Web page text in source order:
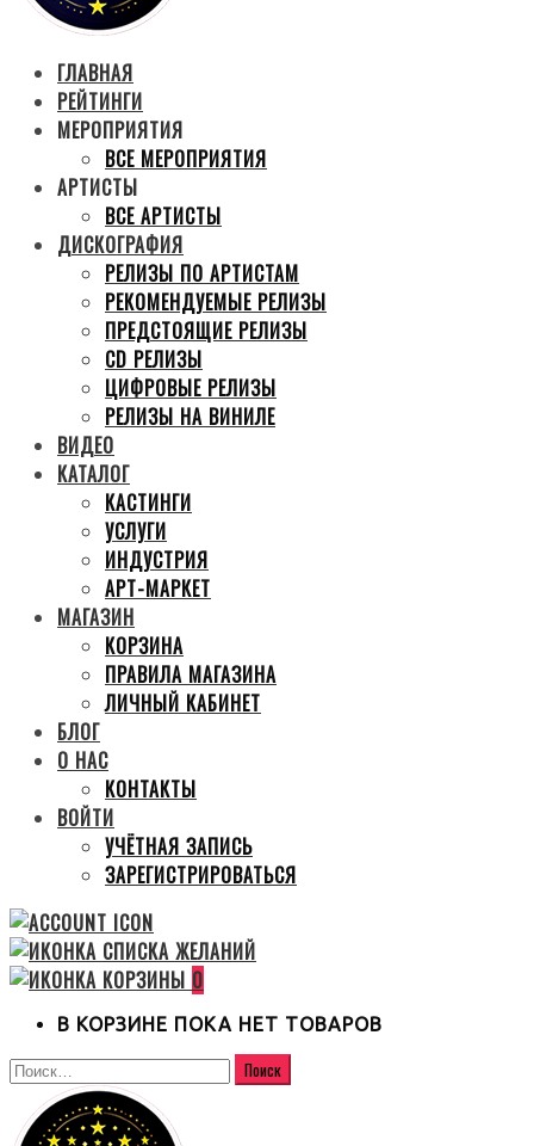
ГЛАВНАЯ
РЕЙТИНГИ
МЕРОПРИЯТИЯ
ВСЕ МЕРОПРИЯТИЯ
АРТИСТЫ
ВСЕ АРТИСТЫ
ДИСКОГРАФИЯ
РЕЛИЗЫ ПО АРТИСТАМ
РЕКОМЕНДУЕМЫЕ РЕЛИЗЫ
ПРЕДСТОЯЩИЕ РЕЛИЗЫ
CD РЕЛИЗЫ
ЦИФРОВЫЕ РЕЛИЗЫ
РЕЛИЗЫ НА ВИНИЛЕ
ВИДЕО
КАТАЛОГ
КАСТИНГИ
УСЛУГИ
ИНДУСТРИЯ
АРТ-МАРКЕТ
МАГАЗИН
КОРЗИНА
ПРАВИЛА МАГАЗИНА
ЛИЧНЫЙ КАБИНЕТ
БЛОГ
О НАС
КОНТАКТЫ
ВОЙТИ
УЧЁТНАЯ ЗАПИСЬ
ЗАРЕГИСТРИРОВАТЬСЯ
0
В КОРЗИНЕ ПОКА НЕТ ТОВАРОВ